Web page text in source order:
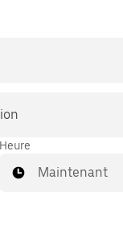
Heure
Maintenant